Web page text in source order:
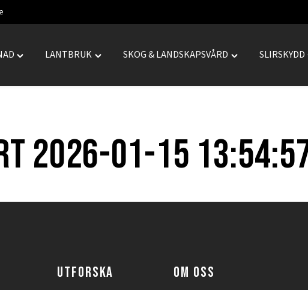
Toggle
LANTBRUK
Toggle
SKOG & LANDSKAPSVÅRD
Toggle
SLIRSKYDD
2026-01-15
UTFORSKA OM OSS